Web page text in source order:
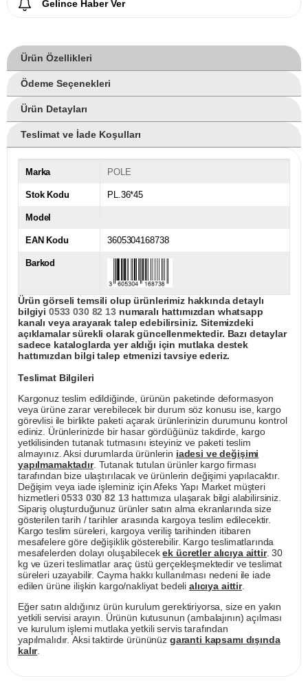
Gelince Haber Ver
Ürün Özellikleri
Ödeme Seçenekleri
Ürün Detayları
Teslimat ve İade Koşulları
Marka POLE
Stok Kodu PL.36*45
Model
EAN Kodu 3605304168738
Barkod
Ürün görseli temsili olup ürünlerimiz hakkında detaylı
bilgiyi 0533 030 82 13numaralı hattımızdan whatsapp
kanalı veya arayarak talep edebilirsiniz. Sitemizdeki
açıklamalar sürekli olarak güncellenmektedir. Bazı detaylar
sadece kataloglarda yer aldığı için mutlaka destek
hattımızdan bilgi talep etmenizi tavsiye ederiz.
Teslimat Bilgileri
Kargonuz teslim edildiğinde, ürünün paketinde deformasyon
veya ürüne zarar verebilecek bir durum söz konusu ise, kargo
görevlisi ile birlikte paketi açarak ürünlerinizin durumunu kontrol
ediniz. Ürünlerinizde bir hasar gördüğünüz takdirde, kargo
yetkilisinden tutanak tutmasını isteyiniz ve paketi teslim
almayınız. Aksi durumlarda ürünlerin iadesi ve değişimi
yapılmamaktadır. Tutanak tutulan ürünler kargo firması
tarafından bize ulaştırılacak ve ürünlerin değişimi yapılacaktır.
Değişim veya iade işleminiz için Afeks Yapı Market müşteri
hizmetleri0533 030 82 13hattımıza ulaşarak bilgi alabilirsiniz.
Sipariş oluşturduğunuz ürünler satın alma ekranlarında size
gösterilen tarih / tarihler arasında kargoya teslim edilecektir.
Kargo teslim süreleri, kargoya veriliş tarihinden itibaren
mesafelere göre değişiklik gösterebilir. Kargo teslimatlarında
mesafelerden dolayı oluşabilecekek ücretler alıcıya aittir. 30
kg ve üzeri teslimatlar araç üstü gerçekleşmektedir ve teslimat
süreleri uzayabilir. Cayma hakkı kullanılması nedeni ile iade
edilen ürüne ilişkin kargo/nakliyat bedeli alıcıya aittir.
Eğer satın aldığınız ürün kurulum gerektiriyorsa, size en yakın
yetkili servisi arayın. Ürünün kutusunun (ambalajının) açılması
ve kurulum işlemi mutlaka yetkili servis tarafından
yapılmalıdır. Aksi taktirde ürününüz garanti kapsamı dışında
kalır.